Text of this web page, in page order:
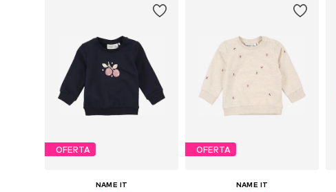
OFERTA
NAME IT
OFERTA
NAME IT